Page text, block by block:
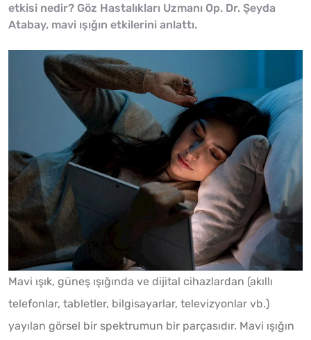
etkisi nedir? Göz Hastalıkları Uzmanı Op. Dr. Şeyda
Atabay, mavi ışığın etkilerini anlattı.
Mavi ışık, güneş ışığında ve dijital cihazlardan (akıllı
telefonlar, tabletler, bilgisayarlar, televizyonlar vb.)
yayılan görsel bir spektrumun bir parçasıdır. Mavi ışığın